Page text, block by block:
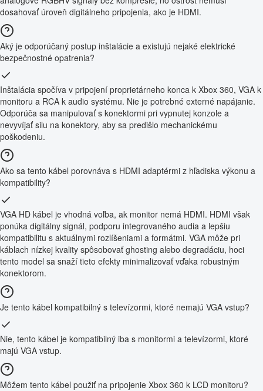
dosahovať úroveň digitálneho pripojenia, ako je HDMI.
Aký je odporúčaný postup inštalácie a existujú nejaké elektrické
bezpečnostné opatrenia?
Inštalácia spočíva v pripojení proprietárneho konca k Xbox 360, VGA k
monitoru a RCA k audio systému. Nie je potrebné externé napájanie.
Odporúča sa manipulovať s konektormi pri vypnutej konzole a
nevyvíjať silu na konektory, aby sa predišlo mechanickému
poškodeniu.
Ako sa tento kábel porovnáva s HDMI adaptérmi z hľadiska výkonu a
kompatibility?
VGA HD kábel je vhodná voľba, ak monitor nemá HDMI. HDMI však
ponúka digitálny signál, podporu integrovaného audia a lepšiu
kompatibilitu s aktuálnymi rozlíšeniami a formátmi. VGA môže pri
káblach nízkej kvality spôsobovať ghosting alebo degradáciu, hoci
tento model sa snaží tieto efekty minimalizovať vďaka robustným
konektorom.
Je tento kábel kompatibilný s televízormi, ktoré nemajú VGA vstup?
Nie, tento kábel je kompatibilný iba s monitormi a televízormi, ktoré
majú VGA vstup.
Môžem tento kábel použiť na pripojenie Xbox 360 k LCD monitoru?